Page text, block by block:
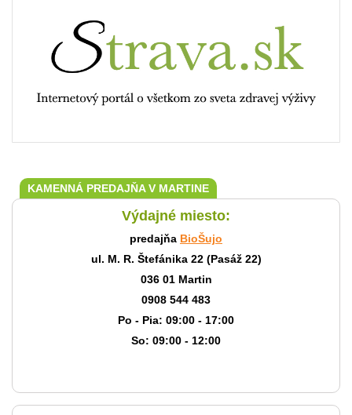
KAMENNÁ PREDAJŇA V MARTINE
Výdajné miesto:
predajňa BioŠujo
ul. M. R. Štefánika 22 (Pasáž 22)
036 01 Martin
0908 544 483
Po - Pia: 09:00 - 17:00
So: 09:00 - 12:00